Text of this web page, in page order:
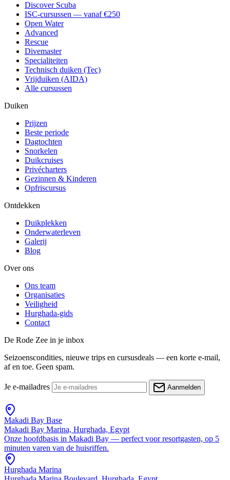
Discover Scuba
ISC-cursussen — vanaf €250
Open Water
Advanced
Rescue
Divemaster
Specialiteiten
Technisch duiken (Tec)
Vrijduiken (AIDA)
Alle cursussen
Duiken
Prijzen
Beste periode
Dagtochten
Snorkelen
Duikcruises
Privécharters
Gezinnen & Kinderen
Opfriscursus
Ontdekken
Duikplekken
Onderwaterleven
Galerij
Blog
Over ons
Ons team
Organisaties
Veiligheid
Hurghada-gids
Contact
De Rode Zee in je inbox
Seizoenscondities, nieuwe trips en cursusdeals — een korte e-mail,
af en toe. Geen spam.
Je e-mailadres Aanmelden
Makadi Bay Base
Makadi Bay Marina, Hurghada, Egypt
Onze hoofdbasis in Makadi Bay — perfect voor resortgasten, op 5
minuten varen van de huisriffen.
Hurghada Marina